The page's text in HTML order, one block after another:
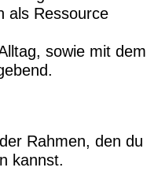
als Ressource
sowie mit dem
Rahmen, den du
kannst.